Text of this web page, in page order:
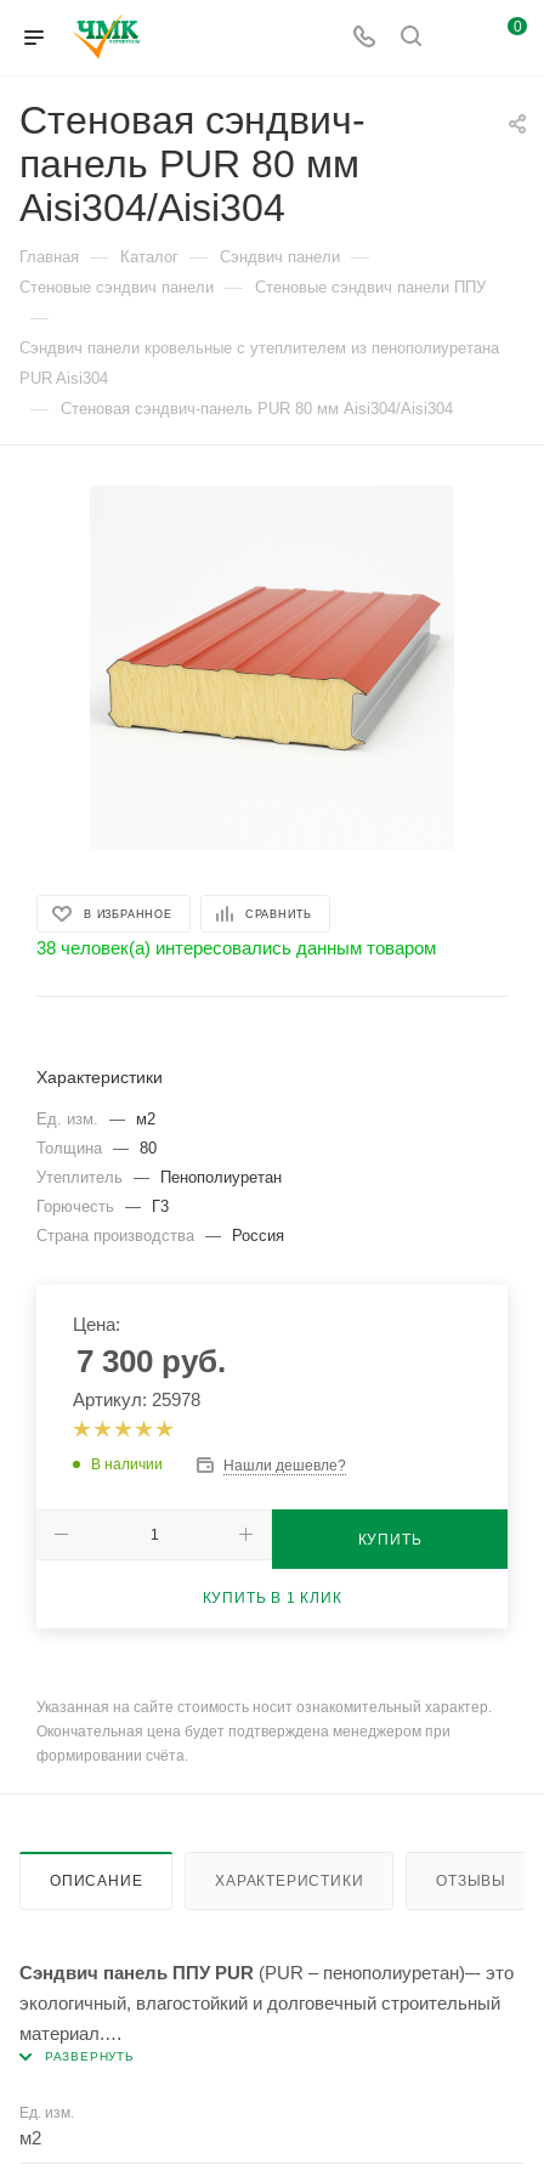
0
Стеновая сэндвич-
панель PUR 80 мм
Aisi304/Aisi304
Главная — Каталог — Сэндвич панели —
Стеновые сэндвич панели — Стеновые сэндвич панели ППУ
—
Сэндвич панели кровельные с утеплителем из пенополиуретана
PUR Aisi304
— Стеновая сэндвич-панель PUR 80 мм Aisi304/Aisi304
В ИЗБРАННОЕ СРАВНИТЬ
38 человек(а) интересовались данным товаром
Характеристики
Ед. изм. —
м2
Толщина — 80
Утеплитель
—
Пенополиуретан
Горючесть
—
Г3
Страна производства — Россия
Цена:
7 300 руб.
Артикул: 25978
В наличии Нашли дешевле?
КУПИТЬ
КУПИТЬ В 1 КЛИК
Указанная на сайте стоимость носит ознакомительный характер.
Окончательная цена будет подтверждена менеджером при
формировании счёта.
ОПИСАНИЕ ХАРАКТЕРИСТИКИ ОТЗЫВЫ
Сэндвич панель ППУ PUR (PUR – пенополиуретан)–- это
экологичный, влагостойкий и долговечный строительный
материал.
оцинкованный металл российского производства, середина
Ед. изм.
м2